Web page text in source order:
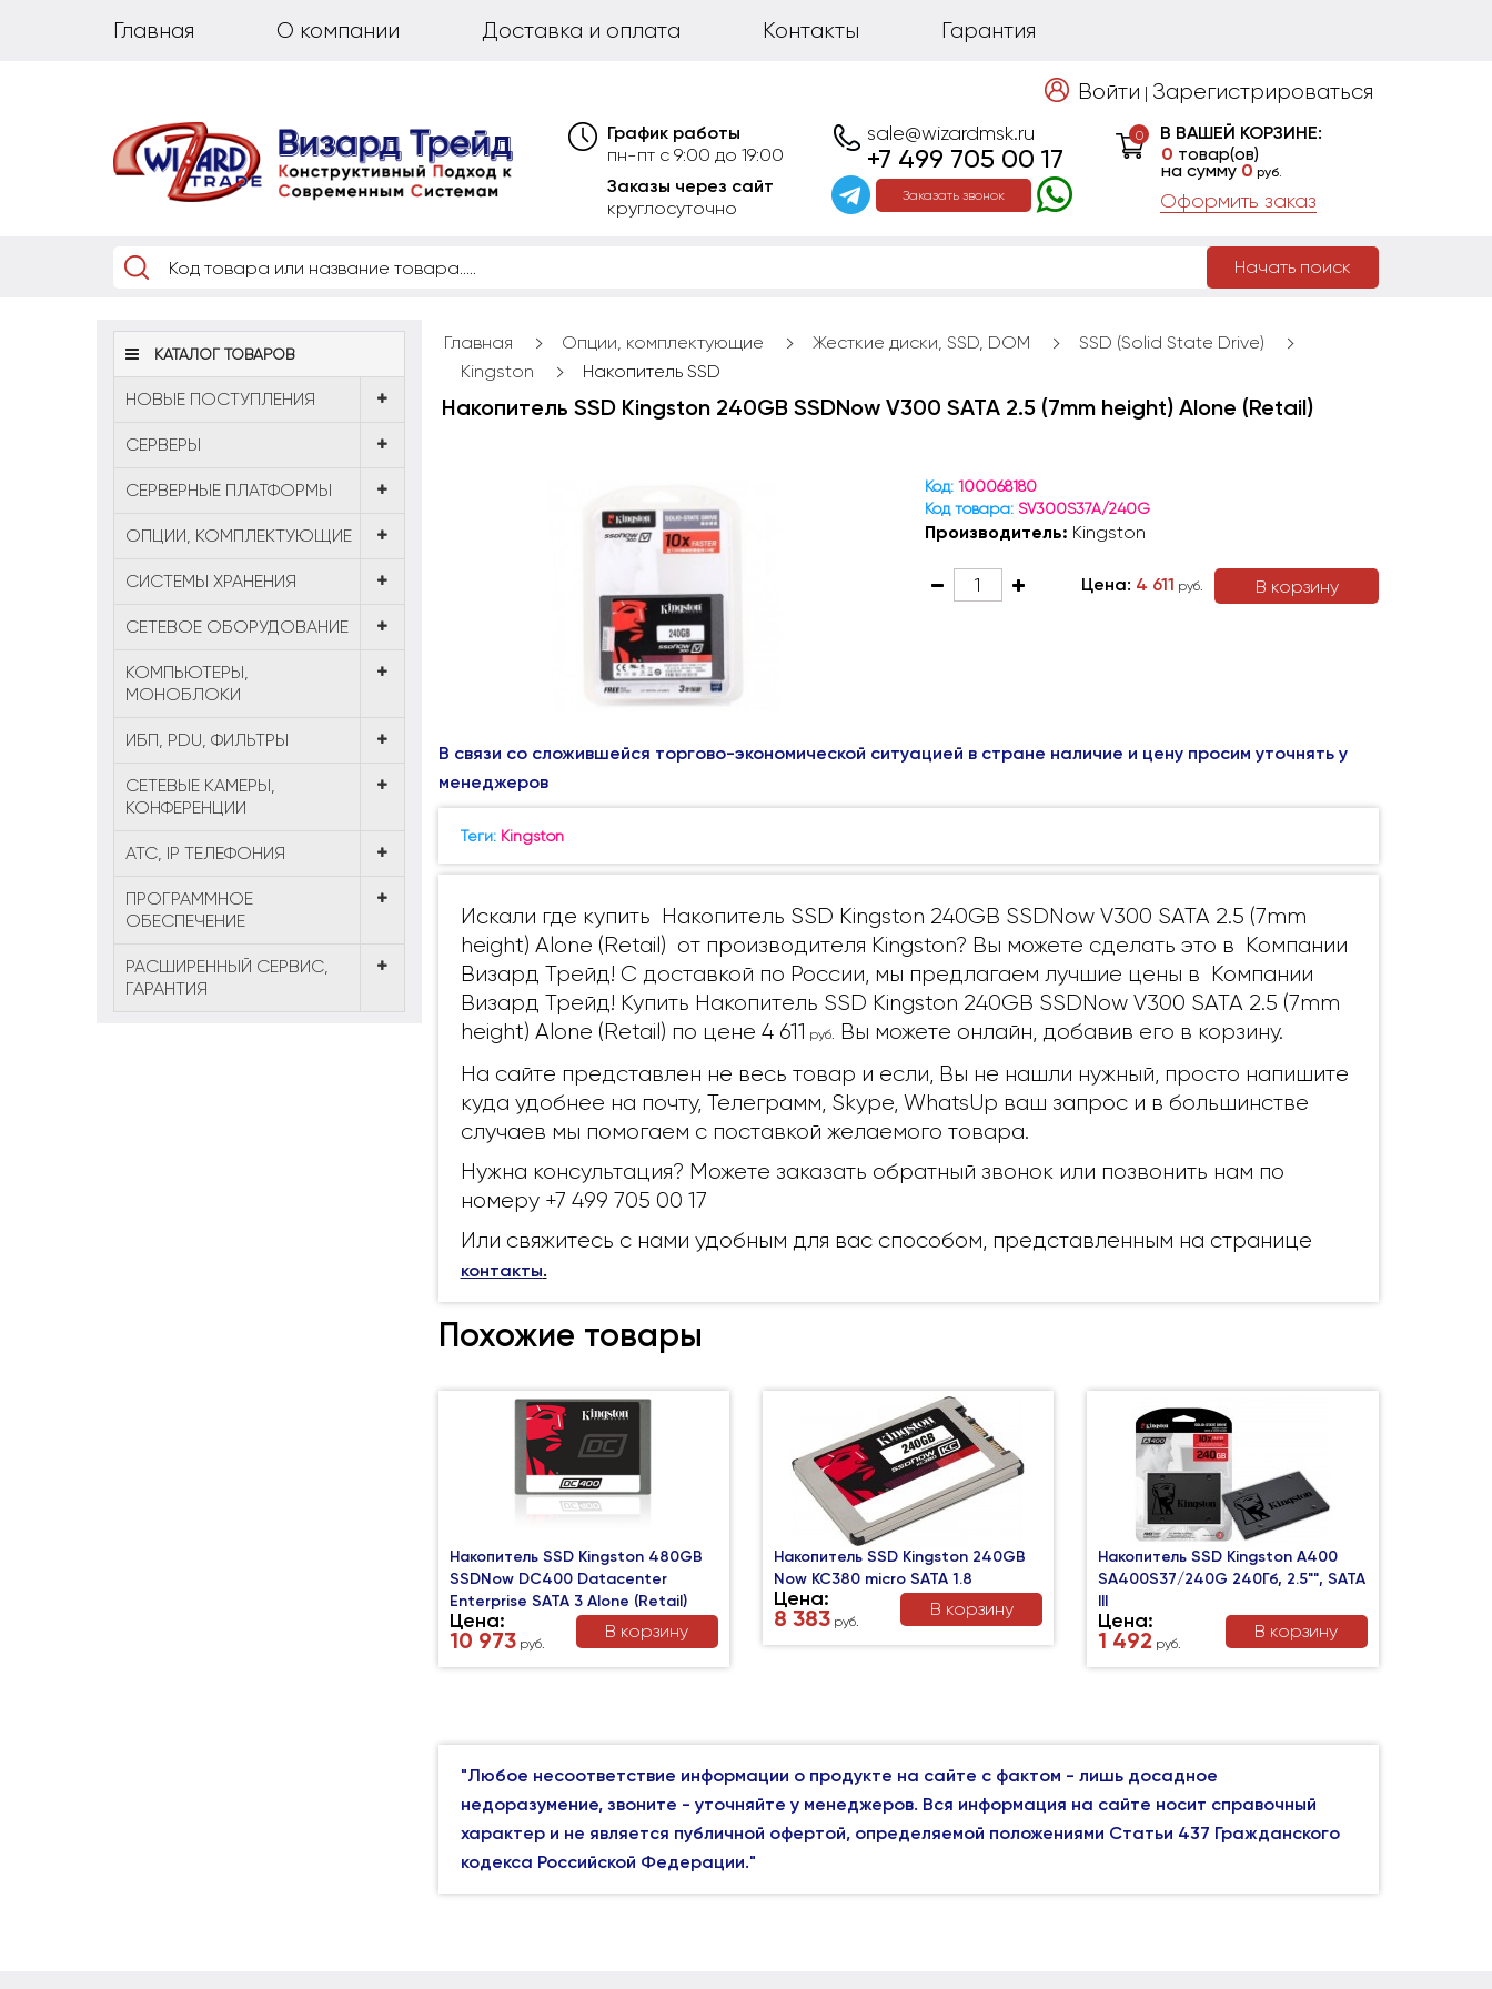
Главная О компании Доставка и оплата Контакты Гарантия
Войти | Зарегистрироваться
График работы
пн-пт с 9:00 до 19:00
Заказы через сайт
круглосуточно
sale@wizardmsk.ru
+7 499 705 00 17
Заказать звонок
0
В ВАШЕЙ КОРЗИНЕ:
0 товар(ов)
на сумму 0 руб.
Оформить заказ
Начать поиск
КАТАЛОГ ТОВАРОВ
НОВЫЕ ПОСТУПЛЕНИЯ
CЕРВЕРЫ
СЕРВЕРНЫЕ ПЛАТФОРМЫ
ОПЦИИ, КОМПЛЕКТУЮЩИЕ
СИСТЕМЫ ХРАНЕНИЯ
СЕТЕВОЕ ОБОРУДОВАНИЕ
КОМПЬЮТЕРЫ,
МОНОБЛОКИ
ИБП, PDU, ФИЛЬТРЫ
СЕТЕВЫЕ КАМЕРЫ,
КОНФЕРЕНЦИИ
АТС, IP ТЕЛЕФОНИЯ
ПРОГРАММНОЕ
ОБЕСПЕЧЕНИЕ
РАСШИРЕННЫЙ СЕРВИС,
ГАРАНТИЯ
Главная Опции, комплектующие Жесткие диски, SSD, DOM
SSD (Solid State Drive)
Kingston
Накопитель SSD
Накопитель SSD Kingston 240GB SSDNow V300 SATA 2.5 (7mm height) Alone (Retail)
Код:100068180
Код товара:SV300S37A/240G
Производитель: Kingston
В корзину
Цена: 4 611 руб.
В связи со сложившейся торгово-экономической ситуацией в стране наличие и цену просим уточнять у
менеджеров
Теги: Kingston
Искали где купить Накопитель SSD Kingston 240GB SSDNow V300 SATA 2.5 (7mm
height) Alone (Retail) от производителя Kingston? Вы можете сделать это в Компании
Визард Трейд! С доставкой по России, мы предлагаем лучшие цены в Компании
Визард Трейд! Купить Накопитель SSD Kingston 240GB SSDNow V300 SATA 2.5 (7mm
height) Alone (Retail) по цене 4 611 руб. Вы можете онлайн, добавив его в корзину.
На сайте представлен не весь товар и если, Вы не нашли нужный, просто напишите
куда удобнее на почту, Телеграмм, Skype, WhatsUp ваш запрос и в большинстве
случаев мы помогаем с поставкой желаемого товара.
Нужна консультация? Можете заказать обратный звонок или позвонить нам по
номеру +7 499 705 00 17
Или свяжитесь с нами удобным для вас способом, представленным на странице
контакты.
Похожие товары
Накопитель SSD Kingston 480GB
SSDNow DC400 Datacenter
Enterprise SATA 3 Alone (Retail)
Цена:
10 973руб.
В корзину
Накопитель SSD Kingston 240GB
Now KC380 micro SATA 1.8
Цена:
8 383руб.
В корзину
Накопитель SSD Kingston A400
SA400S37/240G 240Гб, 2.5"", SATA
III
Цена:
1 492 руб.
В корзину
"Любое несоответствие информации о продукте на сайте с фактом - лишь досадное
недоразумение, звоните - уточняйте у менеджеров. Вся информация на сайте носит справочный
характер и не является публичной офертой, определяемой положениями Статьи 437 Гражданского
кодекса Российской Федерации."